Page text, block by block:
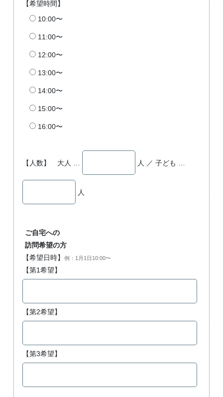
【希望時間】
10:00〜
11:00〜
12:00〜
13:00〜
14:00〜
15:00〜
16:00〜
【人数】 大人 … 人 ／ 子ども …
人
ご自宅への
訪問希望の方
【希望日時】
例：1月1日10:00〜
【第1希望】
【第2希望】
【第3希望】